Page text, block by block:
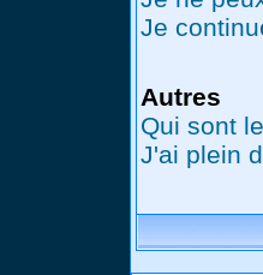
Je
Autres
Qui sont
J'ai plein